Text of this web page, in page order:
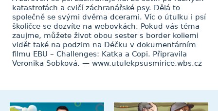
katastrofách a cvičí záchranářské psy. Dělá to
společně se svými dvěma dcerami. Víc o útulku i psí
školičce se dozvíte na webovkách. Pokud vás téma
zaujme, můžete život obou sester s border koliemi
vidět také na podzim na Déčku v dokumentárním
filmu EBU – Challenges: Katka a Copi. Připravila
Veronika Sobková. — www.utulekpsusmirice.wbs.cz